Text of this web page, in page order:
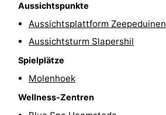
Rundfahrten
Spielplätze
Indoor-
Spielplätze
Bowling
Aussichtspunkte
Aussichtsplattform Zeepeduinen
Aussichtsturm Slapershil
Spielplätze
Molenhoek
Wellness-Zentren